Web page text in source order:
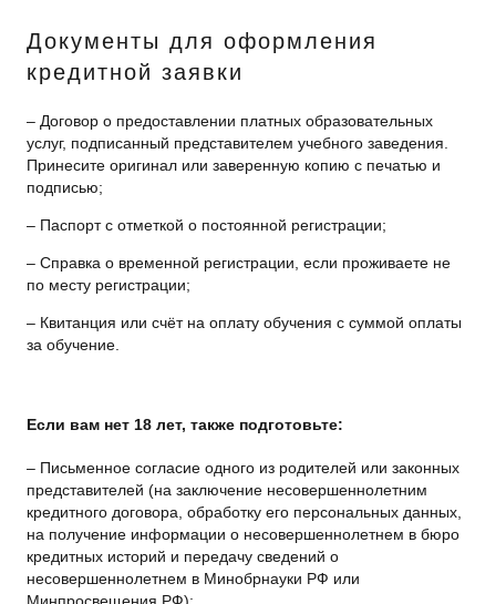
Документы для оформления
кредитной заявки
– Договор о предоставлении платных образовательных
услуг, подписанный представителем учебного заведения.
Принесите оригинал или заверенную копию с печатью и
подписью;
– Паспорт с отметкой о постоянной регистрации;
– Cправка о временной регистрации, если проживаете не
по месту регистрации;
– Квитанция или счёт на оплату обучения с суммой оплаты
за обучение.
Если вам нет 18 лет, также подготовьте: ​​​​​​​
– Письменное согласие одного из родителей или законных
представителей (на заключение несовершеннолетним
кредитного договора, обработку его персональных данных,
на получение информации о несовершеннолетнем в бюро
кредитных историй и передачу сведений о
несовершеннолетнем в Минобрнауки РФ или
Минпросвещения РФ);